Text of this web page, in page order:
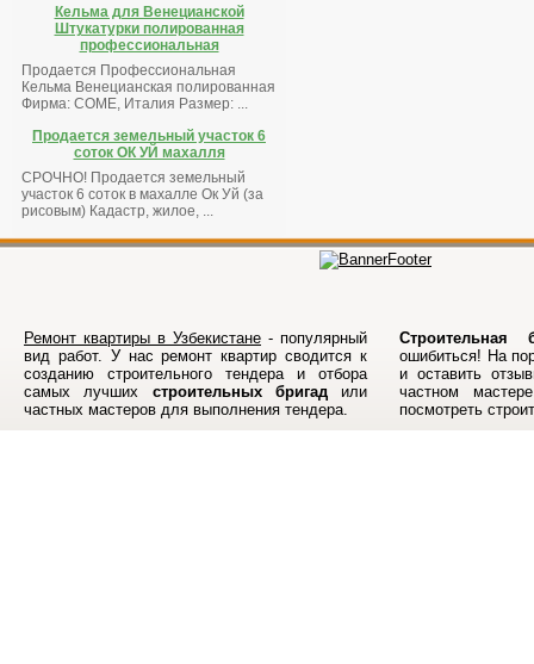
Кельма для Венецианской
Штукатурки полированная
профессиональная
Продается Профессиональная
Кельма Венецианская полированная
Фирма: COME, Италия Размер: ...
Продается земельный участок 6
соток ОК УЙ махалля
СРОЧНО! Продается земельный
участок 6 соток в махалле Ок Уй (за
рисовым) Кадастр, жилое, ...
Ремонт квартиры в Узбекистане - популярный
вид работ. У нас ремонт квартир сводится к
созданию строительного тендера и отбора
самых лучших строительных бригадили
частных мастеров для выполнения тендера.
Строительная
ошибиться! На
и оставить
частном
посмотреть